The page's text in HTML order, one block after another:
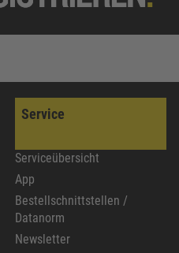
Service
Serviceübersicht
App
Bestellschnittstellen /
Datanorm
Newsletter